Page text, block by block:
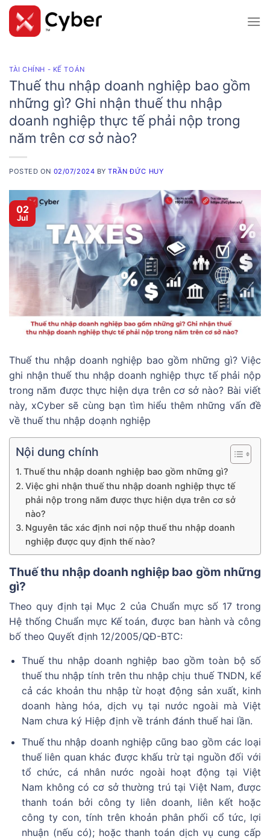
Skip
content
TÀI CHÍNH - KẾ TOÁN
Thuế thu nhập doanh nghiệp bao gồm
những gì? Ghi nhận thuế thu nhập
doanh nghiệp thực tế phải nộp trong
năm trên cơ sở nào?
POSTED ON 02/07/2024 BYTRẦN ĐỨC HUY
02
Jul
Thuế thu nhập doanh nghiệp bao gồm những gì? Việc
ghi nhận thuế thu nhập doanh nghiệp thực tế phải nộp
trong năm được thực hiện dựa trên cơ sở nào? Bài viết
này, xCyber sẽ cùng bạn tìm hiểu thêm những vấn đề
về thuế thu nhập doạnh nghiệp
Nội dung chính
Thuế thu nhập doanh nghiệp bao gồm những gì?
Việc ghi nhận thuế thu nhập doanh nghiệp thực tế
phải nộp trong năm được thực hiện dựa trên cơ sở
nào?
Nguyên tắc xác định nơi nộp thuế thu nhập doanh
nghiệp được quy định thế nào?
Thuế thu nhập doanh nghiệp bao gồm những
gì?
Theo quy định tại Mục 2 của Chuẩn mực số 17 trong
Hệ thống Chuẩn mực Kế toán, được ban hành và công
bố theo Quyết định 12/2005/QĐ-BTC:
Thuế thu nhập doanh nghiệp bao gồm toàn bộ số
thuế thu nhập tính trên thu nhập chịu thuế TNDN, kể
cả các khoản thu nhập từ hoạt động sản xuất, kinh
doanh hàng hóa, dịch vụ tại nước ngoài mà Việt
Nam chưa ký Hiệp định về tránh đánh thuế hai lần.
Thuế thu nhập doanh nghiệp cũng bao gồm các loại
thuế liên quan khác được khấu trừ tại nguồn đối với
tổ chức, cá nhân nước ngoài hoạt động tại Việt
Nam không có cơ sở thường trú tại Việt Nam, được
thanh toán bởi công ty liên doanh, liên kết hoặc
công ty con, tính trên khoản phân phối cổ tức, lợi
nhuận (nếu có); hoặc thanh toán dịch vụ cung cấp